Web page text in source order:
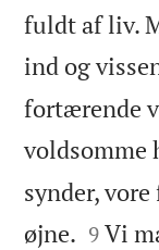
fuldt af liv.
ind og
fortærende
voldsomme
synder,
øjne. 

9 Vi